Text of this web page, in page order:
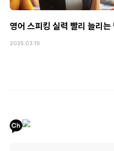
영어 스피킹 실력 빨리 늘리는
2025.03.19